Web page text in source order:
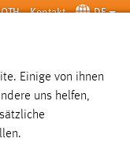
Kontakt DE
SUCHE
Einige von ihnen
uns helfen,